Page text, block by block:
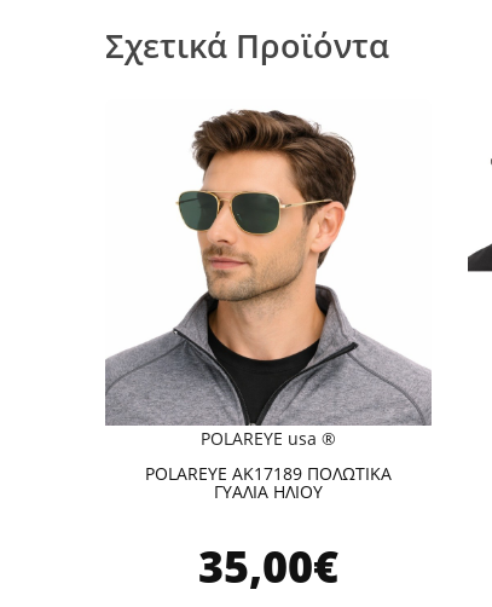
Σχετικά Προϊόντα
POLAREYE usa ®
POLAREYE AK17189 ΠΟΛΩΤΙΚΑ
ΓΥΑΛΙΑ ΗΛΙΟΥ
35,00€